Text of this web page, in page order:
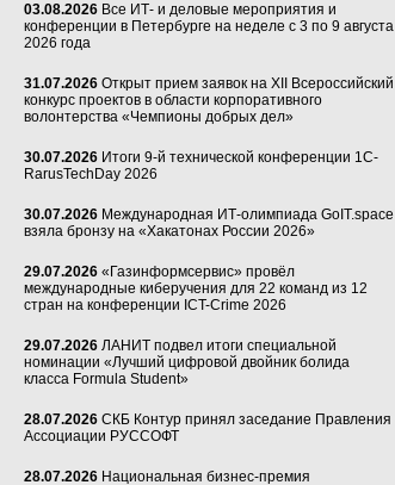
03.08.2026 Все ИТ- и деловые мероприятия и
конференции в Петербурге на неделе с 3 по 9 августа
2026 года
31.07.2026 Открыт прием заявок на XII Всероссийский
конкурс проектов в области корпоративного
волонтерства «Чемпионы добрых дел»
30.07.2026 Итоги 9-й технической конференции 1C-
RarusTechDay 2026
30.07.2026 Международная ИТ-олимпиада GoIT.space
взяла бронзу на «Хакатонах России 2026»
29.07.2026 «Газинформсервис» провёл
международные киберучения для 22 команд из 12
стран на конференции ICT-Crime 2026
29.07.2026 ЛАНИТ подвел итоги специальной
номинации «Лучший цифровой двойник болида
класса Formula Student»
28.07.2026 СКБ Контур принял заседание Правления
Ассоциации РУССОФТ
28.07.2026 Национальная бизнес-премия